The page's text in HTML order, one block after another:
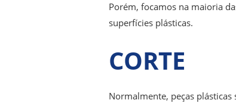
Porém, focamos na maioria
superfícies plásticas.
CORTE
Normalmente, peças